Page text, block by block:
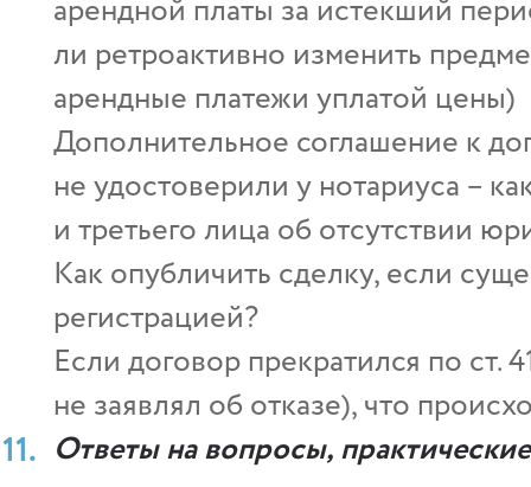
арендной платы за истекший
ли ретроактивно изменить
арендные платежи уплатой цены)
Дополнительное соглашение к
не удостоверили у нотариуса –
и третьего лица об отсутствии
Как опубличить сделку, если
регистрацией?
Если договор прекратился по ст.
не заявлял об отказе), что
Ответы на вопросы,